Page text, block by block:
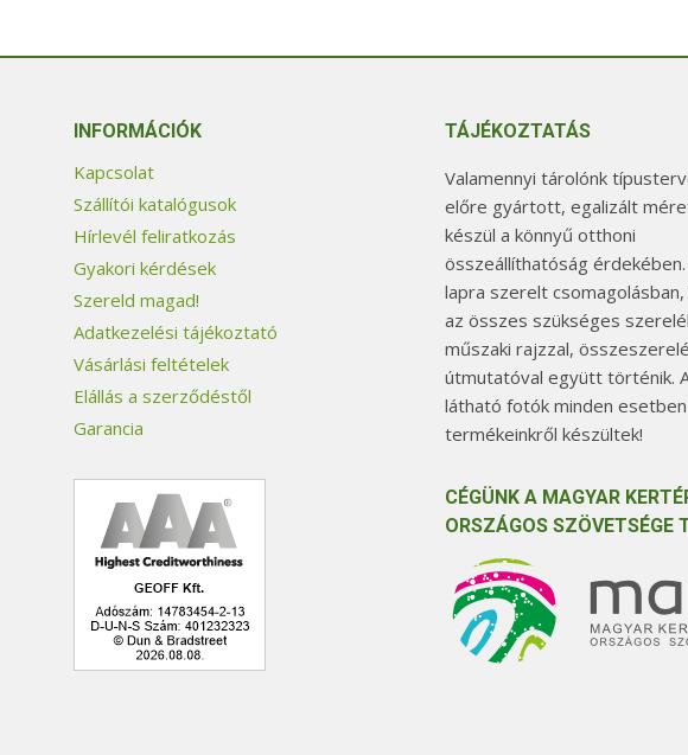
INFORMÁCIÓK
Kapcsolat
Szállítói katalógusok
Hírlevél feliratkozás
Gyakori kérdések
Szereld magad!
Adatkezelési tájékoztató
Vásárlási feltételek
Elállás a szerződéstől
Garancia
TÁJÉKOZTATÁS
Valamennyi tárolónk
előre gyártott, egalizált
készül a könnyű otthoni
összeállíthatóság érdekében.
lapra szerelt
az összes szükséges
műszaki rajzzal,
útmutatóval együtt történik.
látható fotók minden
termékeinkről készültek!
CÉGÜNK A MAGYAR
ORSZÁGOS SZÖVETSÉGE